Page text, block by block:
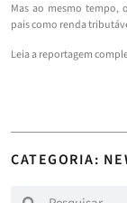
Mas ao mesmo tempo,
pais como renda
Leia a reportagem
CATEGORIA: